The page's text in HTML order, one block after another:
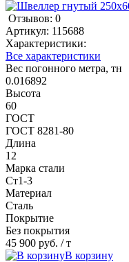
Отзывов: 0
Артикул: 115688
Характеристики:
Все характеристики
Вес погонного метра, тн
0.016892
Высота
60
ГОСТ
ГОСТ 8281-80
Длина
12
Марка стали
Ст1-3
Материал
Сталь
Покрытие
Без покрытия
45 900 руб. / т
В корзину